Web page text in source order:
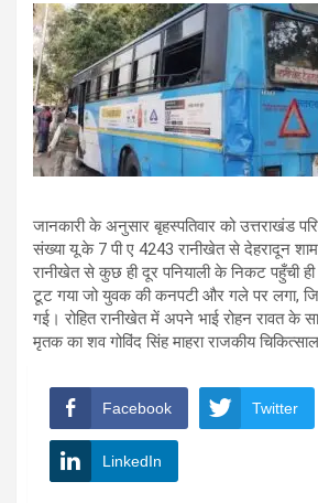
जानकारी के अनुसार बृहस्पतिवार को उत्तराखंड
संख्या यू.के 7 पी ए 4243 रानीखेत से देहरादून
रानीखेत से कुछ ही दूर पनियाली के निकट पहुँची
टूट गया जो युवक की कनपटी और गले पर लगा,
गई। रोहित रानीखेत में अपने भाई रोहन रावत के
मृतक का शव गोविंद सिंह माहरा राजकीय
Facebook Twitter
LinkedIn